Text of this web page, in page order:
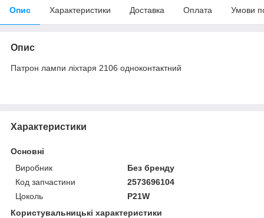
Опис Характеристики Доставка Оплата Умови
Опис
Патрон лампи ліхтаря 2106 одноконтактний
Характеристики
Основні
Виробник
Без бренду
Код запчастини
2573696104
Цоколь
P21W
Користувальницькі характеристики